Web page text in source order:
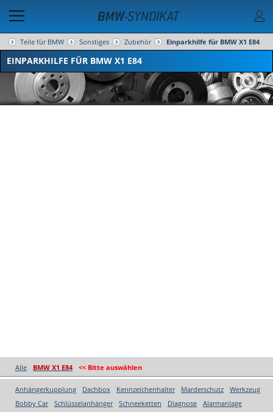
Teile für BMW Sonstiges Zubehör Einparkhilfe für BMW X1 E84
EINPARKHILFE FÜR BMW X1 E84
Alle BMW X1 E84 << Bitte auswählen
Anhängerkupplung Dachbox Kennzeichenhalter Marderschutz
Werkzeug
Bobby Car
Schlüsselanhänger Schneeketten Diagnose
Alarmanlage